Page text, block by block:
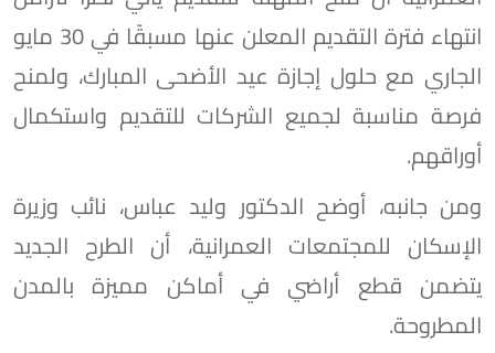
انتهاء فترة التقديم المعلن عنها مسبقًا في 30 مايو
الجاري مع حلول إجازة عيد الأضحى المبارك، ولمنح
فرصة مناسبة لجميع الشركات للتقديم واستكمال
أوراقهم.
ومن جانبه، أوضح الدكتور وليد عباس، نائب وزيرة
الإسكان للمجتمعات العمرانية، أن الطرح الجديد
يتضمن قطع أراضي في أماكن مميزة بالمدن
المطروحة.